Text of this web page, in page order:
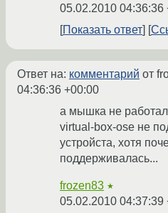
05.02.2010 04:36:36
Показать ответ
Ответ на: комментарий от
04:36:36 +00:00
а мышка не
virtual-box-ose не
устройста, хотя
поддерживалась...
frozen83 ★
05.02.2010 04:37:39